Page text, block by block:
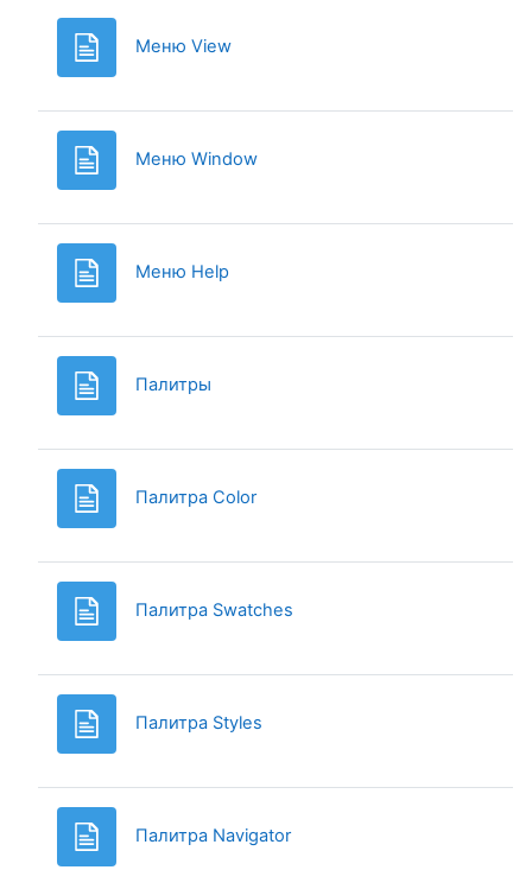
Меню ViewPage
Меню WindowPage
Меню HelpPage
Палитры
Палитра ColorPage
Палитра Swatches
Палитра Styles
Палитра NavigatorPage